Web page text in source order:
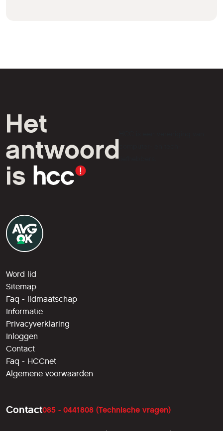
liefhebbers.
Word lid
Sitemap
Faq - lidmaatschap
Informatie
Privacyverklaring
Inloggen
Contact
Faq - HCCnet
Algemene voorwaarden
Contact085 - 0441808 (Technische vragen)